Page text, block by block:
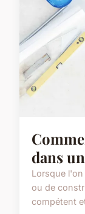
dans
Lorsque
ou de
compétent